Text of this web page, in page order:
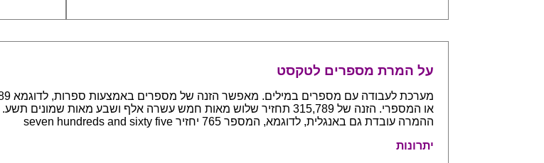
על המרת מספרים לטקסט
ההמרה עובדת גם באנגלית, לדוגמא, המספר 765 יחזיר seven hundreds and sixty five
יתרונות